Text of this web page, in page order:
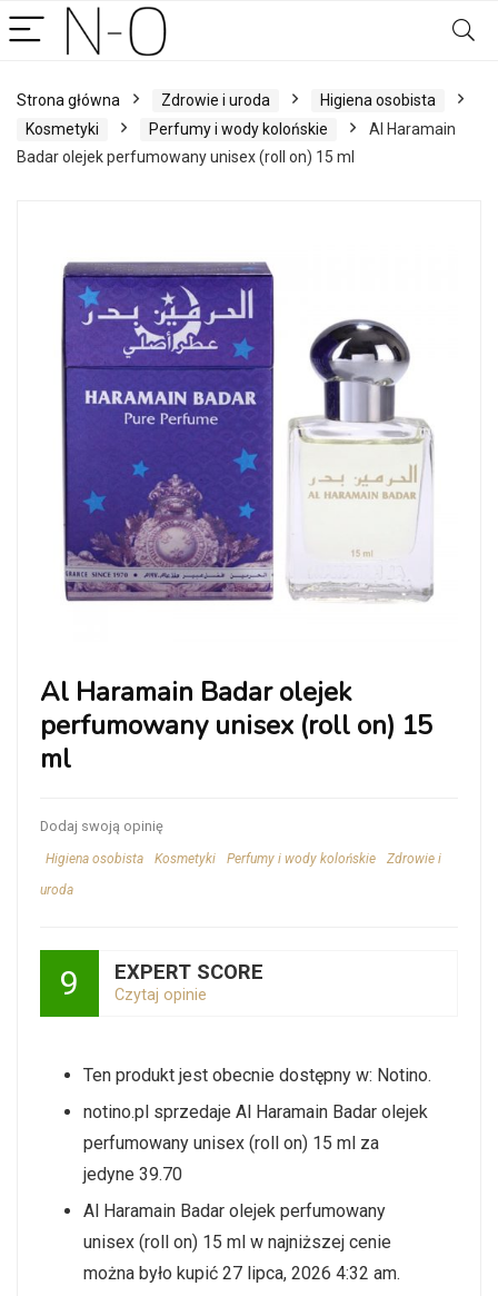
Strona główna Zdrowie i uroda
Higiena osobista
Kosmetyki
Perfumy i wody kolońskie
Al Haramain
Badar olejek perfumowany unisex (roll on) 15 ml
Al Haramain Badar olejek
perfumowany unisex (roll on) 15
ml
Dodaj swoją opinię
Higiena osobista Kosmetyki Perfumy i wody kolońskie
Zdrowie i
uroda
9 EXPERT SCORE
Czytaj opinie
Ten produkt jest obecnie dostępny w: Notino.
notino.pl sprzedaje Al Haramain Badar olejek
perfumowany unisex (roll on) 15 ml za
jedyne 39.70
Al Haramain Badar olejek perfumowany
unisex (roll on) 15 ml w najniższej cenie
można było kupić 27 lipca, 2026 4:32 am.